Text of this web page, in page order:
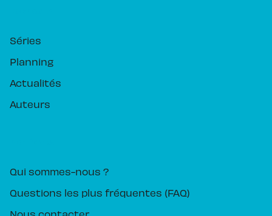
Séries
Planning
Actualités
Auteurs
Qui sommes-nous ?
Questions les plus fréquentes (FAQ)
Nous contacter